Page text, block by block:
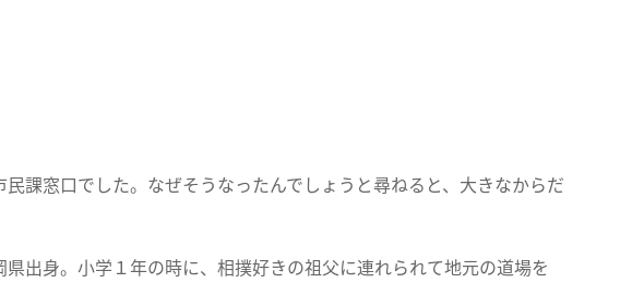
課窓口でした。なぜそうなったんでしょうと尋ねると、大きなからだ
出身。小学１年の時に、相撲好きの祖父に連れられて地元の道場を